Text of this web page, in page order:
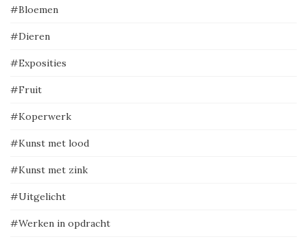
#Bloemen
#Dieren
#Exposities
#Fruit
#Koperwerk
#Kunst met lood
#Kunst met zink
#Uitgelicht
#Werken in opdracht